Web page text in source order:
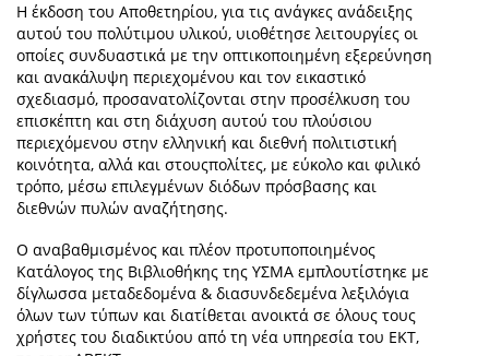
Η έκδοση του Αποθετηρίου, για τις ανάγκες ανάδειξης
αυτού του πολύτιμου υλικού, υιοθέτησε λειτουργίες οι
οποίες συνδυαστικά με την οπτικοποιημένη εξερεύνηση
και ανακάλυψη περιεχομένου και τον εικαστικό
σχεδιασμό, προσανατολίζονται στην προσέλκυση του
επισκέπτη και στη διάχυση αυτού του πλούσιου
περιεχόμενου στην ελληνική και διεθνή πολιτιστική
κοινότητα, αλλά και στουςπολίτες, με εύκολο και φιλικό
τρόπο, μέσω επιλεγμένων διόδων πρόσβασης και
διεθνών πυλών αναζήτησης.
Ο αναβαθμισμένος και πλέον προτυποποιημένος
Κατάλογος της Βιβλιοθήκης της ΥΣΜΑ εμπλουτίστηκε με
δίγλωσσα μεταδεδομένα & διασυνδεδεμένα λεξιλόγια
όλων των τύπων και διατίθεται ανοικτά σε όλους τους
χρήστες του διαδικτύου από τη νέα υπηρεσία του ΕΚΤ,